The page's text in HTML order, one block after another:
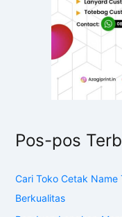
Pos-pos
Cari Toko Cetak Name
Berkualitas